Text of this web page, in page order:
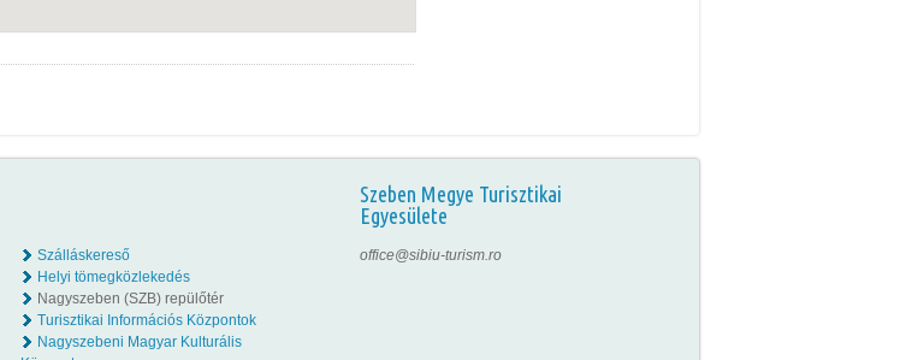
Szeben Megye Turisztikai
Egyesülete
Szálláskereső
Helyi tömegközlekedés
Nagyszeben (SZB) repülőtér
Turisztikai Információs Központok
Nagyszebeni Magyar Kulturális
office@sibiu-turism.ro